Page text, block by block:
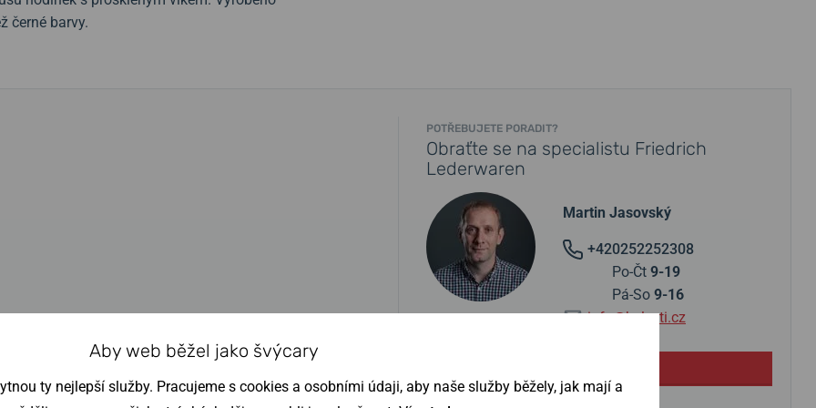
černé barvy.
200 Kčnanákup hodinek.
POTŘEBUJETE PORADIT?
Obraťte se na specialistu Friedrich
Lederwaren
Martin Jasovský
+420252252308
Po-Čt 9-19
Pá-So 9-16
info@helveti.cz
Aby web běžel jako švýcary
ty nejlepší služby. Pracujeme s cookies a osobními údaji, aby naše služby běžely, jak mají a